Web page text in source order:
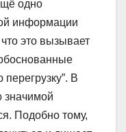
одно
информации
это вызывает
В
значимой
Подобно тому,